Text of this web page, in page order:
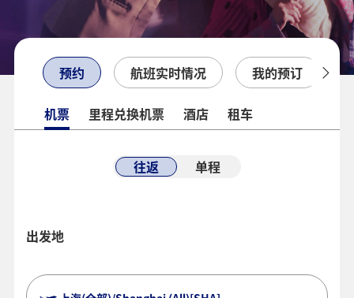
预约 航班实时情况 我的预订
机票 里程兑换机票 酒店 租车
往返 单程
出发地